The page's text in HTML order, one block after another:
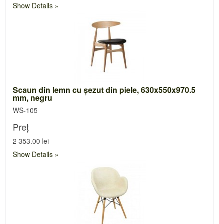
Show Details
Scaun din lemn cu şezut din piele, 630x550x970.5
mm, negru
WS-105
Preț
2 353.00 lei
Show Details